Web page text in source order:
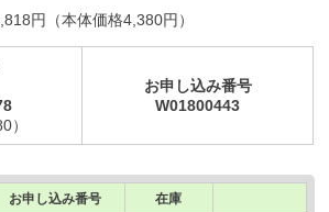
円（本体価格4,380円）
）
お申し込み番号
W01800443
お申し込み番号 在庫